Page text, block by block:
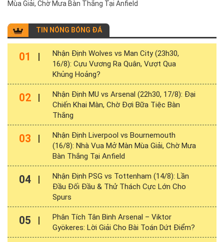
Mùa Giải, Chờ Mưa Bàn Thắng Tại Anfield
TIN NÓNG BÓNG ĐÁ
01
Nhận Định Wolves vs Man City (23h30,
16/8): Cựu Vương Ra Quân, Vượt Qua
Khủng Hoảng?
02
Nhận Định MU vs Arsenal (22h30, 17/8): Đại
Chiến Khai Màn, Chờ Đợi Bữa Tiệc Bàn
Thắng
03
Nhận Định Liverpool vs Bournemouth
(16/8): Nhà Vua Mở Màn Mùa Giải, Chờ Mưa
Bàn Thắng Tại Anfield
04
Nhận Định PSG vs Tottenham (14/8): Lần
Đầu Đối Đầu & Thử Thách Cực Lớn Cho
Spurs
05
Phân Tích Tân Binh Arsenal – Viktor
Gyökeres: Lời Giải Cho Bài Toán Dứt Điểm?